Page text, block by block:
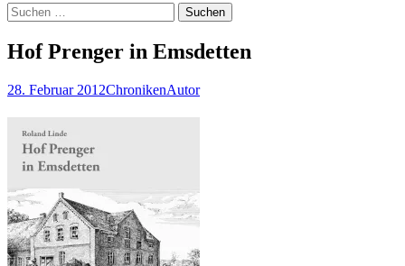
Suchen
nach:
Hof Prenger in Emsdetten
28. Februar 2012ChronikenAutor